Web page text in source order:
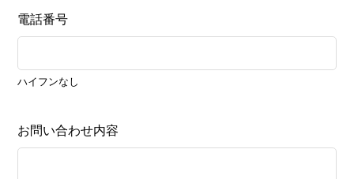
電話番号
ハイフンなし
お問い合わせ内容